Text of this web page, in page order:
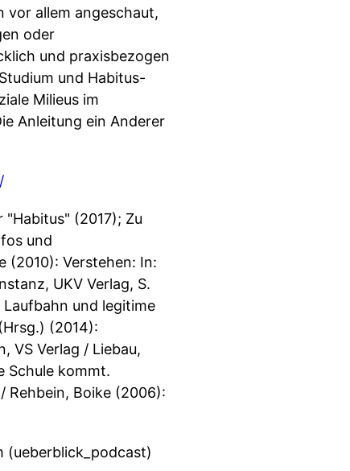
vor allem angeschaut,
oder
und praxisbezogen
und Habitus-
Milieus im
Anleitung ein Anderer
(2017); Zu
und
(2010): Verstehen: In:
UKV Verlag, S.
und legitime
(2014):
VS Verlag / Liebau,
Schule kommt.
Rehbein, Boike (2006):
(ueberblick_podcast)